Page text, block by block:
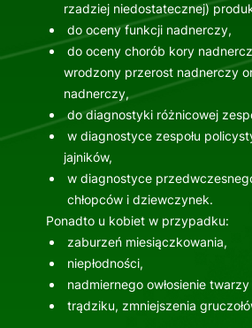
rzadziej niedostatecznej)
do oceny funkcji nadnerczy,
do oceny chorób kory
wrodzony przerost nadnerczy
nadnerczy,
do diagnostyki różnicowej
w diagnostyce zespołu
jajników,
w diagnostyce
chłopców i dziewczynek.
Ponadto u kobiet w przypadku:
zaburzeń miesiączkowania,
niepłodności,
nadmiernego owłosienie twarzy
trądziku, zmniejszenia